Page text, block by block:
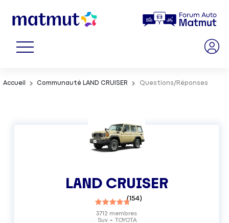
Accueil Communauté LAND CRUISER Questions/Réponses
LAND CRUISER
(154)
Suv TOYOTA
3712 membres